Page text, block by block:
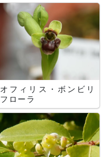
オフィリス・ボンビリ
フローラ